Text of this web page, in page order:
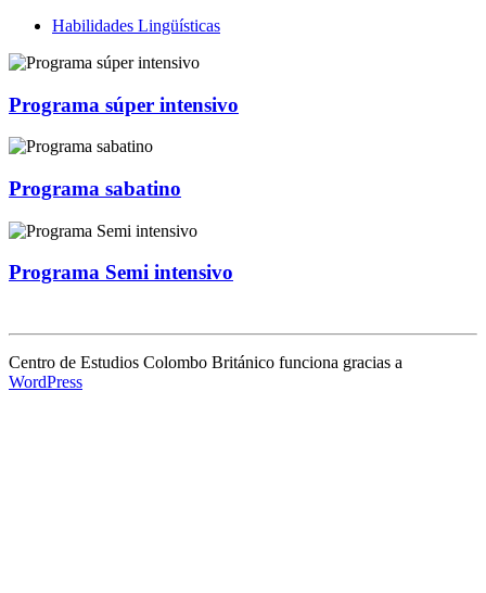
Habilidades Lingüísticas
Programa súper intensivo
Programa sabatino
Programa Semi intensivo
Centro de Estudios Colombo Británico funciona gracias a
WordPress